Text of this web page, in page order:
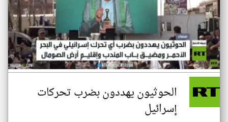
الحوثيون يهددون بضرب تحركات
إسرائيل